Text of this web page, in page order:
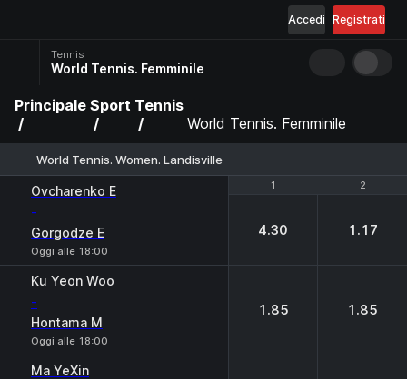
Registrati
Accedi
Tennis
World Tennis. Femminile
Principale Sport Tennis
World Tennis. Femminile
World Tennis. Women. Landisville
1 2
Ovcharenko E
-
Gorgodze E
Oggi alle 18:00
1 2
4.30 1.17
Ku Yeon Woo
-
Hontama M
Oggi alle 18:00
1.85 1.85
Ma YeXin